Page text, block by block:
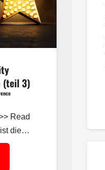
(teil 3)
Read
ist die…